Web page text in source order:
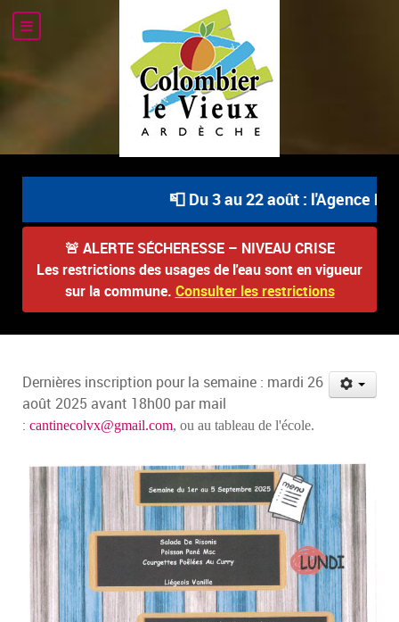
📮 Du 3 au 22 août : l'Agence
🚨 ALERTE SÉCHERESSE – NIVEAU CRISE
Les restrictions des usages de l'eau sont en vigueur
sur la commune. Consulter les restrictions
Dernières inscription pour la semaine : mardi 26
août 2025 avant 18h00 par mail
: cantinecolvx@gmail.com, ou au tableau de l'école.